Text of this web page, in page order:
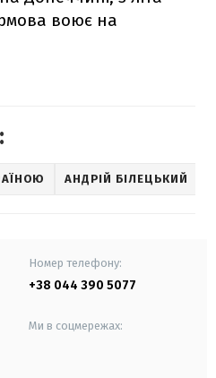
воює на
АНДРІЙ БІЛЕЦЬКИЙ
Номер телефону:
+38 044 390 5077
Ми в соцмережах: